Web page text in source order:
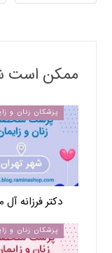
ممکن است
پزشکان زنان و
دکتر فرزانه
پزشکان زنان و